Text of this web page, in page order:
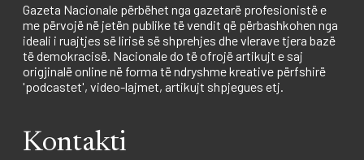
Gazeta Nacionale përbëhet nga gazetarë profesionistë e
me përvojë në jetën publike të vendit që përbashkohen nga
ideali i ruajtjes së lirisë së shprehjes dhe vlerave tjera bazë
të demokracisë. Nacionale do të ofrojë artikujt e saj
origjinalë online në forma të ndryshme kreative përfshirë
'podcastet', video-lajmet, artikujt shpjegues etj.
Kontakti